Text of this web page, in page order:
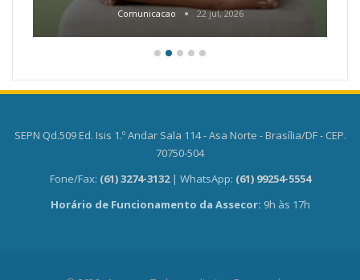
Comunicacao 22 jul, 2026
SEPN Qd.509 Ed. Isis 1.º Andar Sala 114 - Asa Norte - Brasília/DF - CEP.
70750-504
Fone/Fax: (61) 3274-3132 | WhatsApp: (61) 99254-5554
Horário de Funcionamento da Assecor: 9h às 17h